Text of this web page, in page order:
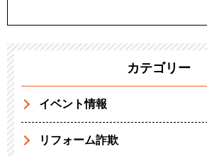
カテゴリー
イベント情報
リフォーム詐欺